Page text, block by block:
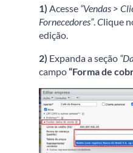
1) Acesse “Vendas >
Fornecedores”.Clique
edição.
2) Expanda a seção
campo“Forma de